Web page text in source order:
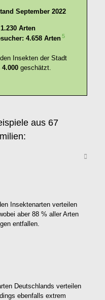
September 2022
Arten
4.658 Arten5
Insekten der Stadt
geschätzt.
aus 67
Insektenarten verteilen
aber 88 % aller Arten
entfallen.
Deutschlands verteilen
ebenfalls extrem